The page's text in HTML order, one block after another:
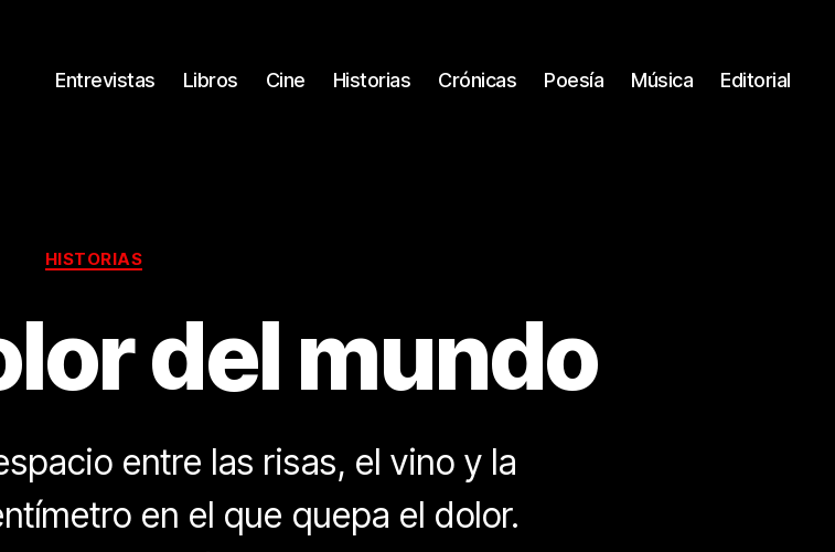
Entrevistas Libros Cine Historias Crónicas Poesía Música Editorial
Categorías
HISTORIAS
del mundo
entre las risas, el vino y la
en el que quepa el dolor.